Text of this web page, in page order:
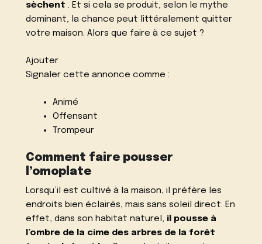
sèchent . Et si cela se produit, selon le mythe
dominant, la chance peut littéralement quitter
votre maison. Alors que faire à ce sujet ?
Ajouter
Signaler cette annonce comme :
Animé
Offensant
Trompeur
Comment faire pousser
l’omoplate
Lorsqu’il est cultivé à la maison, il préfère les
endroits bien éclairés, mais sans soleil direct. En
effet, dans son habitat naturel, il pousse à
l’ombre de la cime des arbres de la forêt